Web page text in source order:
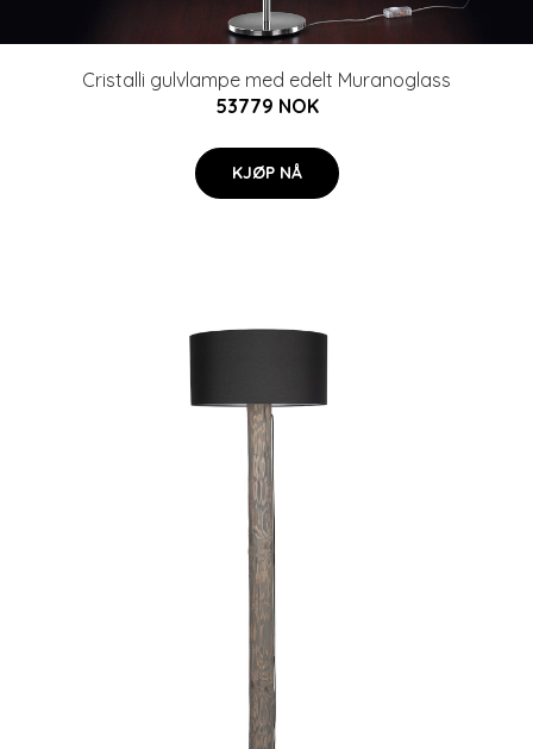
Cristalli gulvlampe med edelt Muranoglass
53779 NOK
KJØP NÅ